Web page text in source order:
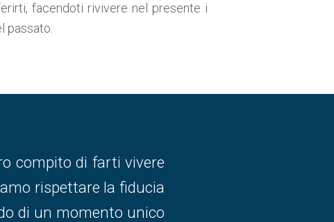
facendoti rivivere nel presente i
passato.
compito di farti vivere
rispettare la fiducia
di un momento unico